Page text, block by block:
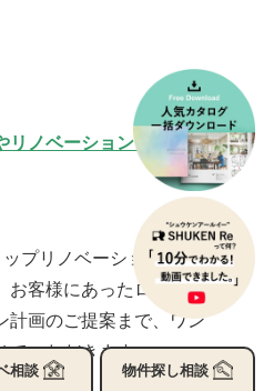
リノベーションをご検討
プリノベーションでは、
お客様にあったローンの
計画のご提案まで、ワン
ていただきます。
相談 物件探し相談